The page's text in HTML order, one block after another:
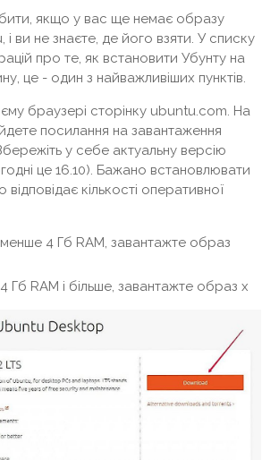
якщо у вас ще немає образу
ви не знаєте, де його взяти. У списку
про те, як встановити Убунту на
це - один з найважливіших пунктів.
браузері сторінку ubuntu.com. На
посилання на завантаження
у себе актуальну версію
це 16.10). Бажано встановлювати
кількості оперативної
4 Гб RAM, завантажте образ
Гб RAM і більше, завантажте образ x